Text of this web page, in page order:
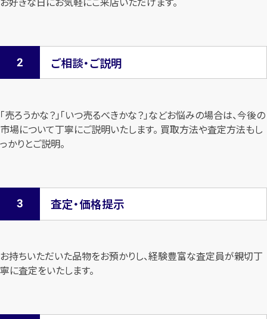
ご相談・ご説明
「売ろうかな？」「いつ売るべきかな？」などお悩みの場合は、今後の
市場について丁寧にご説明いたします。 買取方法や査定方法もし
っかりとご説明。
査定・価格提示
お持ちいただいた品物をお預かりし、経験豊富な査定員が親切丁
寧に査定をいたします。